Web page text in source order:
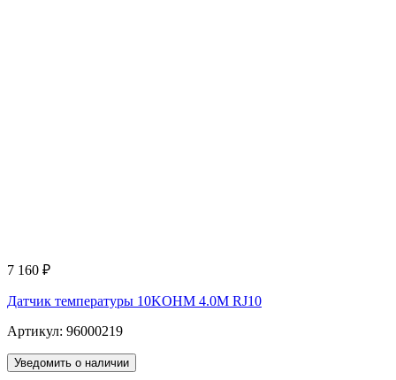
7 160 ₽
Датчик температуры 10KOHM 4.0M RJ10
Артикул: 96000219
Уведомить о наличии